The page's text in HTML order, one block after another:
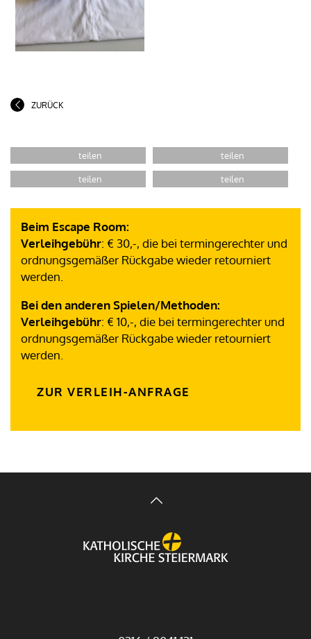
ZURÜCK
Beim Escape Room:
Verleihgebühr: € 30,-, die bei termingerechter und
ordnungsgemäßer Rückgabe wieder retourniert
werden.
Bei den anderen Spielen/Methoden:
Verleihgebühr: € 10,-, die bei termingerechter und
ordnungsgemäßer Rückgabe wieder retourniert
werden.
ZUR VERLEIH-ANFRAGE